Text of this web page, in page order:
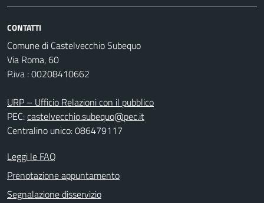
CONTATTI
Comune di Castelvecchio Subequo
Via Roma, 60
P.iva : 00208410662
URP – Ufficio Relazioni con il pubblico
PEC:castelvecchio.subequo@pec.it
Centralino unico: 086479117
Leggi le FAQ
Prenotazione appuntamento
Segnalazione disservizio